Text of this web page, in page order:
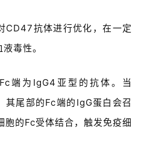
CD47抗体进行优化，在一定
毒性。
端为IgG4亚型的抗体。当
尾部的Fc端的IgG蛋白会召
胞的Fc受体结合，触发免疫细